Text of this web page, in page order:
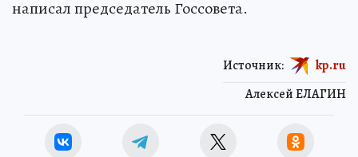
написал председатель Госсовета.
Алексей ЕЛАГИН
Источник: kp.ru